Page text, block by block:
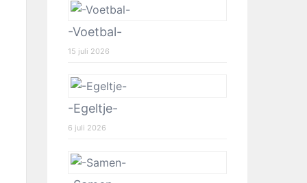
-Voetbal-
15 juli 2026
-Egeltje-
6 juli 2026